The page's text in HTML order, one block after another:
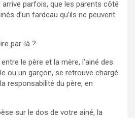
arrive parfois, que les parents côté
d’un fardeau qu’ils ne peuvent
par-là ?
le père et la mère, l’ainé des
ou un garçon, se retrouve chargé
responsabilité du père, en
sur le dos de votre ainé, la